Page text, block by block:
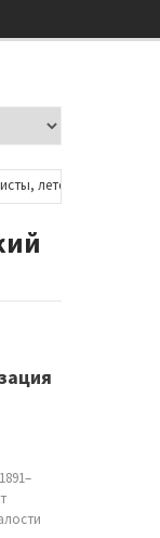
летевшие на отдых в
в Париже